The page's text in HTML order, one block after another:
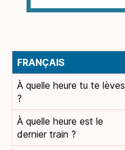
FRANÇAIS
À quelle heure tu te lèves
?
À quelle heure est le
dernier train ?